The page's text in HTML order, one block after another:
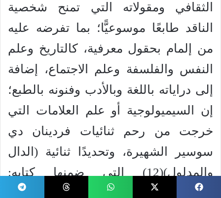
الثقافي ومقولاته التي تمنح شخصية
الناقد طابعًا موسوعيًّا؛ بما تفرضه عليه
من إلمام بحقول معرفية، كالتاريخ وعلم
النفس والفلسفة وعلم الاجتماع، إضافة
إلى دراياته باللغة وبالأدب وفنونه بالطبع؛
إن السيميولوجية أو علم العلامات التي
خرجت من رحم ثنائيات فردينان دي
سوسير الشهيرة، وتحديدًا ثنائية (الدال
والمدلول)(12) التي ضمنها كتابه:
(محاضرات في علم اللغة العام) تعد بمثابة